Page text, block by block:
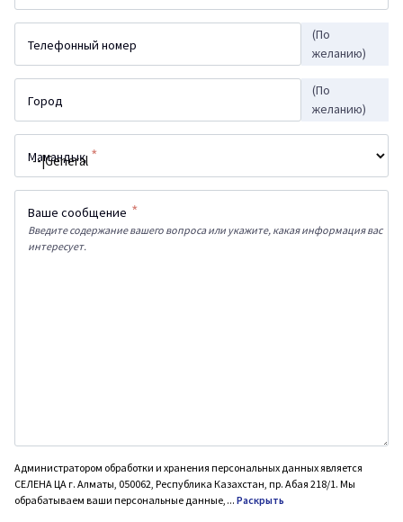
Телефонный номер
(По
желанию)
Город
(По
желанию)
Мамандық *
Ваше сообщение *
Введите содержание вашего вопроса или укажите, какая информация вас
интересует.
Администратором обработки и хранения персональных данных является
СЕЛЕНА ЦА г. Алматы, 050062, Республика Казахстан, пр. Абая 218/1. Мы
обрабатываем ваши персональные данные, ... Раскрыть